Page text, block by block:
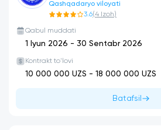
Qashqadaryo viloyati
3.6(4 Izoh)
Qabul muddati
1 Iyun 2026 - 30 Sentabr 2026
Kontrakt to'lovi
10 000 000 UZS - 18 000 000 UZS
Batafsil